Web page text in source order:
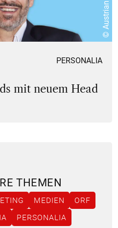
PERSONALIA
mit neuem Head
THEMEN
MEDIEN
ORF
PERSONALIA